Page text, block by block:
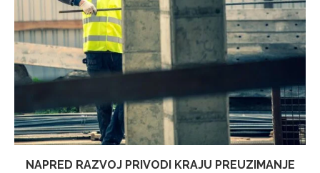
NAPRED RAZVOJ PRIVODI KRAJU PREUZIMANJE